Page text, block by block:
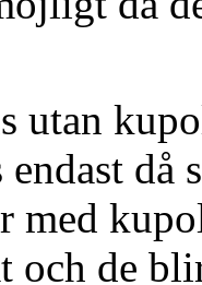
utan
då
med
och de